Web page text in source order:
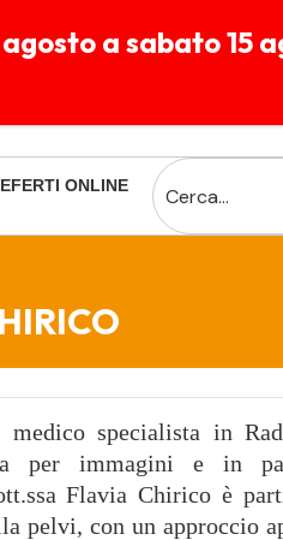
ONLINE
specialista in
per immagini e in
Flavia Chirico è
pelvi, con un approccio
a sabato 15